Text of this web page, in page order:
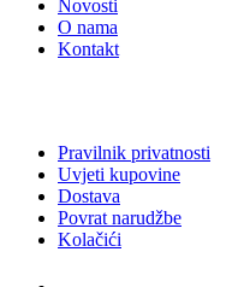
Novosti
O nama
Kontakt
Pravilnik privatnosti
Uvjeti kupovine
Dostava
Povrat narudžbe
Kolačići